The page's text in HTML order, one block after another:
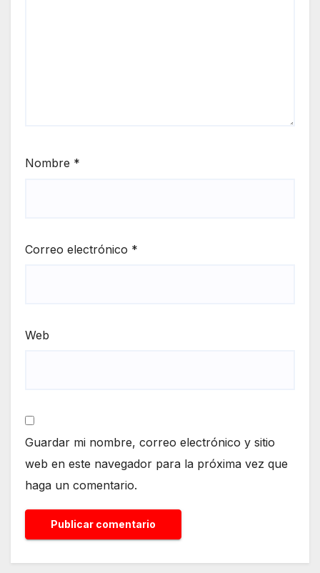
Nombre *
Correo electrónico *
Web
Guardar mi nombre, correo electrónico y sitio
web en este navegador para la próxima vez que
haga un comentario.